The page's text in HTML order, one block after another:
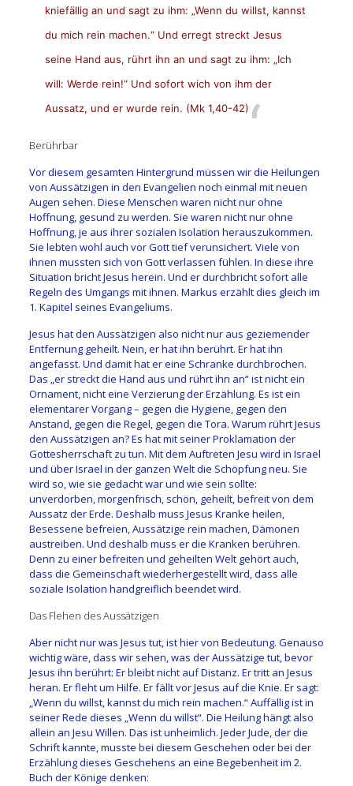
kniefällig an und sagt zu ihm: „Wenn du willst, kannst
du mich rein machen.“ Und erregt streckt Jesus
seine Hand aus, rührt ihn an und sagt zu ihm: „Ich
will: Werde rein!“ Und sofort wich von ihm der
Aussatz, und er wurde rein. (Mk 1,40-42)
Berührbar
Vor diesem gesamten Hintergrund müssen wir die Heilungen
von Aussätzigen in den Evangelien noch einmal mit neuen
Augen sehen. Diese Menschen waren nicht nur ohne
Hoffnung, gesund zu werden. Sie waren nicht nur ohne
Hoffnung, je aus ihrer sozialen Isolation herauszukommen.
Sie lebten wohl auch vor Gott tief verunsichert. Viele von
ihnen mussten sich von Gott verlassen fühlen. In diese ihre
Situation bricht Jesus herein. Und er durchbricht sofort alle
Regeln des Umgangs mit ihnen. Markus erzählt dies gleich im
1. Kapitel seines Evangeliums.
Jesus hat den Aussätzigen also nicht nur aus geziemender
Entfernung geheilt. Nein, er hat ihn berührt. Er hat ihn
angefasst. Und damit hat er eine Schranke durchbrochen.
Das „er streckt die Hand aus und rührt ihn an“ ist nicht ein
Ornament, nicht eine Verzierung der Erzählung. Es ist ein
elementarer Vorgang – gegen die Hygiene, gegen den
Anstand, gegen die Regel, gegen die Tora. Warum rührt Jesus
den Aussätzigen an? Es hat mit seiner Proklamation der
Gottesherrschaft zu tun. Mit dem Auftreten Jesu wird in Israel
und über Israel in der ganzen Welt die Schöpfung neu. Sie
wird so, wie sie gedacht war und wie sein sollte:
unverdorben, morgenfrisch, schön, geheilt, befreit von dem
Aussatz der Erde. Deshalb muss Jesus Kranke heilen,
Besessene befreien, Aussätzige rein machen, Dämonen
austreiben. Und deshalb muss er die Kranken berühren.
Denn zu einer befreiten und geheilten Welt gehört auch,
dass die Gemeinschaft wiederhergestellt wird, dass alle
soziale Isolation handgreiflich beendet wird.
Das Flehen des Aussätzigen
Aber nicht nur was Jesus tut, ist hier von Bedeutung. Genauso
wichtig wäre, dass wir sehen, was der Aussätzige tut, bevor
Jesus ihn berührt: Er bleibt nicht auf Distanz. Er tritt an Jesus
heran. Er fleht um Hilfe. Er fällt vor Jesus auf die Knie. Er sagt:
„Wenn du willst, kannst du mich rein machen.“ Auffällig ist in
seiner Rede dieses „Wenn du willst“. Die Heilung hängt also
allein an Jesu Willen. Das ist unheimlich. Jeder Jude, der die
Schrift kannte, musste bei diesem Geschehen oder bei der
Erzählung dieses Geschehens an eine Begebenheit im 2.
Buch der Könige denken: